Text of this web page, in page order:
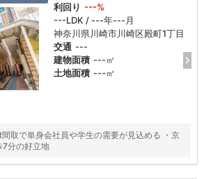
利回り ---%
---LDK / ---年---月
神奈川県川崎市川崎区殿町1丁目
交通 ---
建物面積 ---㎡
土地面積 ---㎡
間取で単身会社員や学生の需要が見込める ・京
7分の好立地